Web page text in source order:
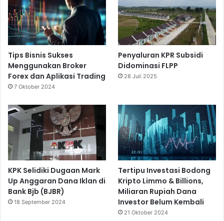
Tips Bisnis Sukses
Menggunakan Broker
Forex dan Aplikasi Trading
7 Oktober 2024
Penyaluran KPR Subsidi
Didominasi FLPP
28 Juli 2025
KPK Selidiki Dugaan Mark
Up Anggaran Dana Iklan di
Bank Bjb (BJBR)
18 September 2024
Tertipu Investasi Bodong
Kripto Limmo & Billions,
Miliaran Rupiah Dana
Investor Belum Kembali
21 Oktober 2024